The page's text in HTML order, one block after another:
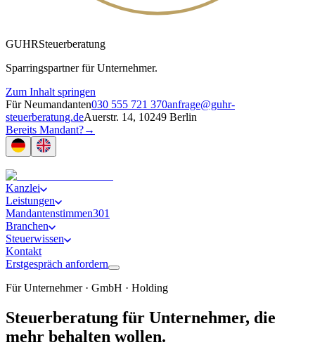
GUHRSteuerberatung
Sparringspartner für Unternehmer.
Zum Inhalt springen
Für Neumandanten030 555 721 370anfrage@guhr-
steuerberatung.deAuerstr. 14, 10249 Berlin
Bereits Mandant?→
Kanzlei
Leistungen
Mandantenstimmen301
Branchen
Steuerwissen
Kontakt
Erstgespräch anfordern
Für Unternehmer · GmbH · Holding
Steuerberatung für Unternehmer, die
mehr behalten wollen.